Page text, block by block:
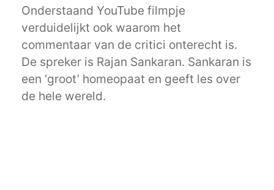
Onderstaand YouTube filmpje
verduidelijkt ook waarom het
commentaar van de critici onterecht is.
De spreker is Rajan Sankaran. Sankaran is
een ‘groot’ homeopaat en geeft les over
de hele wereld.